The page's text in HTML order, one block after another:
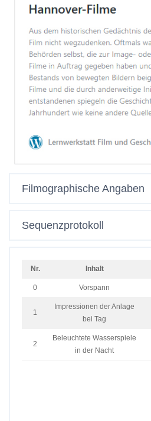
Filmographische Angaben
Sequenzprotokoll
Nr. Inhalt
0 Vorspann
1
Impressionen der Anlage
bei Tag
2
Beleuchtete Wasserspiele
in der Nacht